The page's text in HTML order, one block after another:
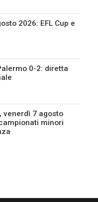
2026: EFL Cup e
0-2: diretta
venerdì 7 agosto
minori